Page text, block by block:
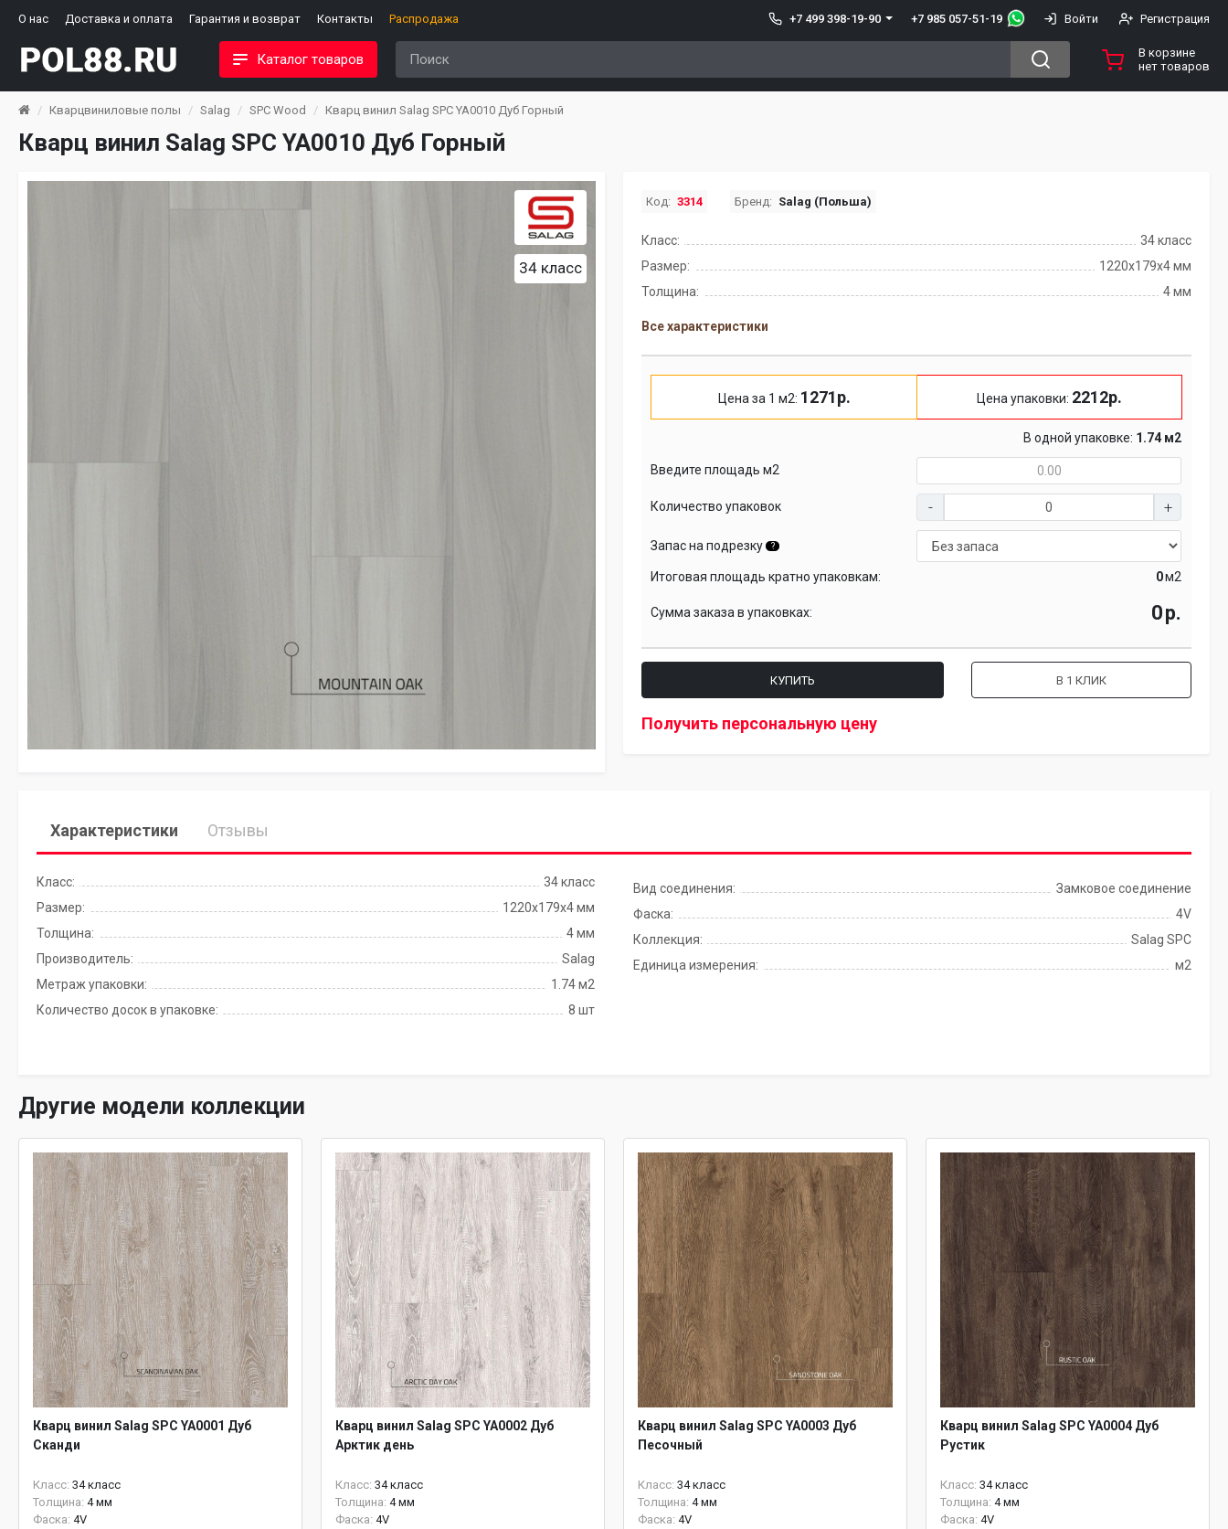
О нас Доставка и оплата Гарантия и возврат Контакты Распродажа +7 499 398-19-90 +7 985 057-51-19 Войти Регистрация
Каталог товаров
В корзине
нет товаров
Кварцвиниловые полы Salag SPC Wood Кварц винил Salag SPC YA0010 Дуб Горный
Кварц винил Salag SPC YA0010 Дуб Горный
34 класс
Код: 3314 Бренд: Salag (Польша)
Класс:
34 класс
Размер:
1220х179х4 мм
Толщина:
4 мм
Все характеристики
Цена за 1 м2: 1271р. Цена упаковки: 2212р.
В одной упаковке: 1.74 м2
Введите площадь м2
Количество упаковок
Запас на подрезку ?
Итоговая площадь кратно упаковкам: м2
Сумма заказа в упаковках: р.
КУПИТЬ В 1 КЛИК
Получить персональную цену
Характеристики Отзывы
Класс:
34 класс
Размер:
1220х179х4 мм
Толщина:
4 мм
Производитель:
Salag
Метраж упаковки:
1.74 м2
Количество досок в упаковке:
8 шт
Вид соединения:
Замковое соединение
Фаска:
4V
Коллекция:
Salag SPC
Единица измерения:
м2
Другие модели коллекции
Кварц винил Salag SPC YA0001 Дуб
Сканди
Класс: 34 класс
Толщина: 4 мм
Фаска: 4V
Кварц винил Salag SPC YA0002 Дуб
Арктик день
Класс: 34 класс
Толщина: 4 мм
Фаска: 4V
Кварц винил Salag SPC YA0003 Дуб
Песочный
Класс: 34 класс
Толщина: 4 мм
Фаска: 4V
Кварц винил Salag SPC YA0004 Дуб
Рустик
Класс: 34 класс
Толщина: 4 мм
Фаска: 4V